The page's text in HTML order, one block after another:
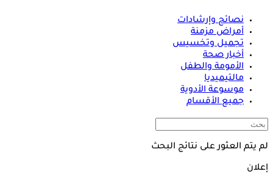
نصائح وإرشادات
أمراض مزمنة
تجميل وتخسيس
أخبار صحة
الأمومة والطفل
مالتيميديا
موسوعة الأدوية
جميع الأقسام
لم يتم العثور على نتائج البحث
إعلان